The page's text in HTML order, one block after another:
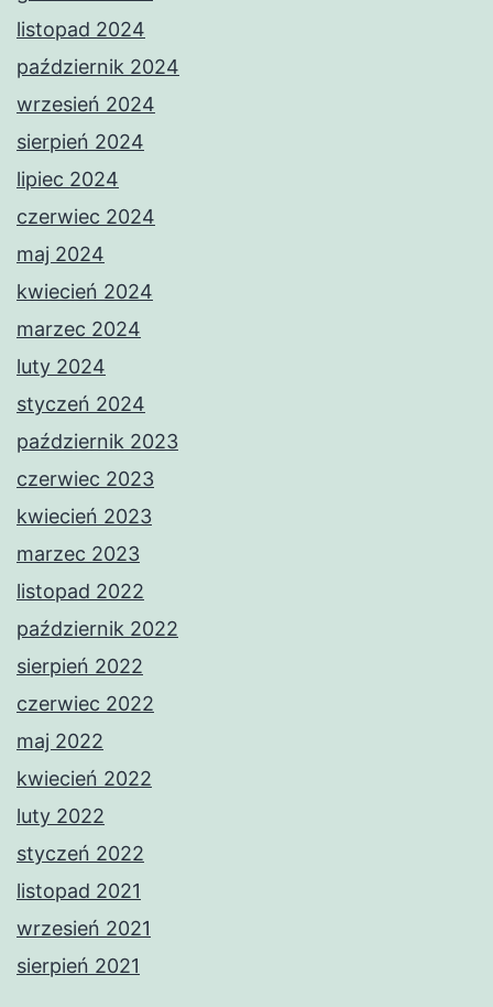
listopad 2024
październik 2024
wrzesień 2024
sierpień 2024
lipiec 2024
czerwiec 2024
maj 2024
kwiecień 2024
marzec 2024
luty 2024
styczeń 2024
październik 2023
czerwiec 2023
kwiecień 2023
marzec 2023
listopad 2022
październik 2022
sierpień 2022
czerwiec 2022
maj 2022
kwiecień 2022
luty 2022
styczeń 2022
listopad 2021
wrzesień 2021
sierpień 2021